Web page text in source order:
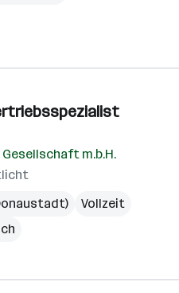
m.b.H.
Vollzeit